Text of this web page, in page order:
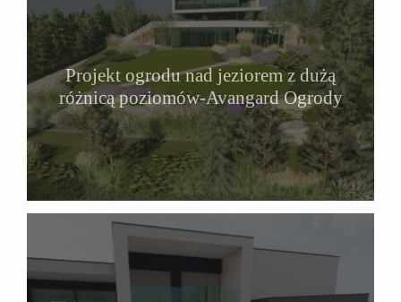
Projekt ogrodu nad jeziorem z dużą
różnicą poziomów-Avangard Ogrody